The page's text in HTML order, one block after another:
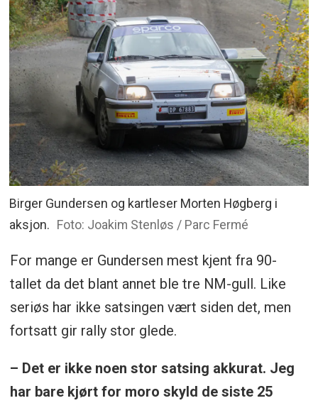
Birger Gundersen og kartleser Morten Høgberg i
aksjon. Foto: Joakim Stenløs / Parc Fermé
For mange er Gundersen mest kjent fra 90-
tallet da det blant annet ble tre NM-gull. Like
seriøs har ikke satsingen vært siden det, men
fortsatt gir rally stor glede.
– Det er ikke noen stor satsing akkurat. Jeg
har bare kjørt for moro skyld de siste 25